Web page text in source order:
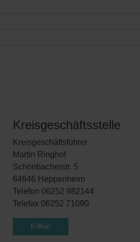
Kreisgeschäftsstelle
Kreisgeschäftsführer
Martin Ringhof
Schönbacherstr. 5
64646 Heppenheim
Telefon 06252 982144
Telefax 06252 71090
E-Mail